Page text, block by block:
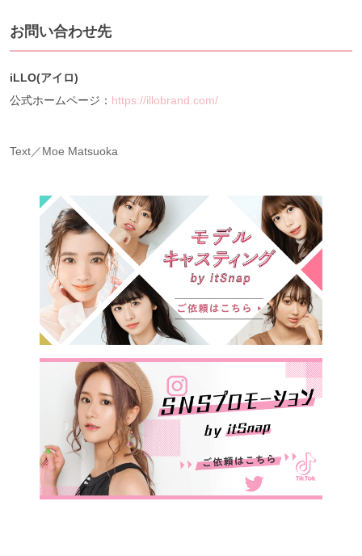
お問い合わせ先
iLLO(アイロ)
公式ホームページ： https://illobrand.com/
Text／Moe Matsuoka